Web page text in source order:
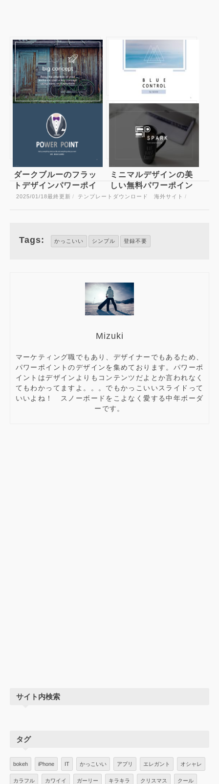
おしゃれな背景写真で
魅せるスライドを！
無料パワポテンプレー
ト Miranda
presentation template
青みがかったグレーで
統一された写真が美し
く映えるパワーポイン
トテンプレート
ダークブルーのフラッ
トデザインパワーポイ
ントテンプレート
ミニマルデザインの美
しい無料パワーポイン
トテンプレート
2025/01/18最終更新 / テンプレートダウンロード 海外サイト /
Tags: かっこいい シンプル 登録不要
Mizuki
マーケティング職でもあり、デザイナーでもあるため、
パワーポイントのデザインを集めております。パワーポ
イントはデザインよりもコンテンツだよとか言われなく
てもわかってますよ。。。でもかっこいいスライドって
いいよね！ スノーボードをこよなく愛する中年ボーダ
ーです。
サイト内検索
タグ
bokeh iPhone IT かっこいい アプリ エレガント オシャレ
カラフル カワイイ ガーリー キラキラ クリスマス クール